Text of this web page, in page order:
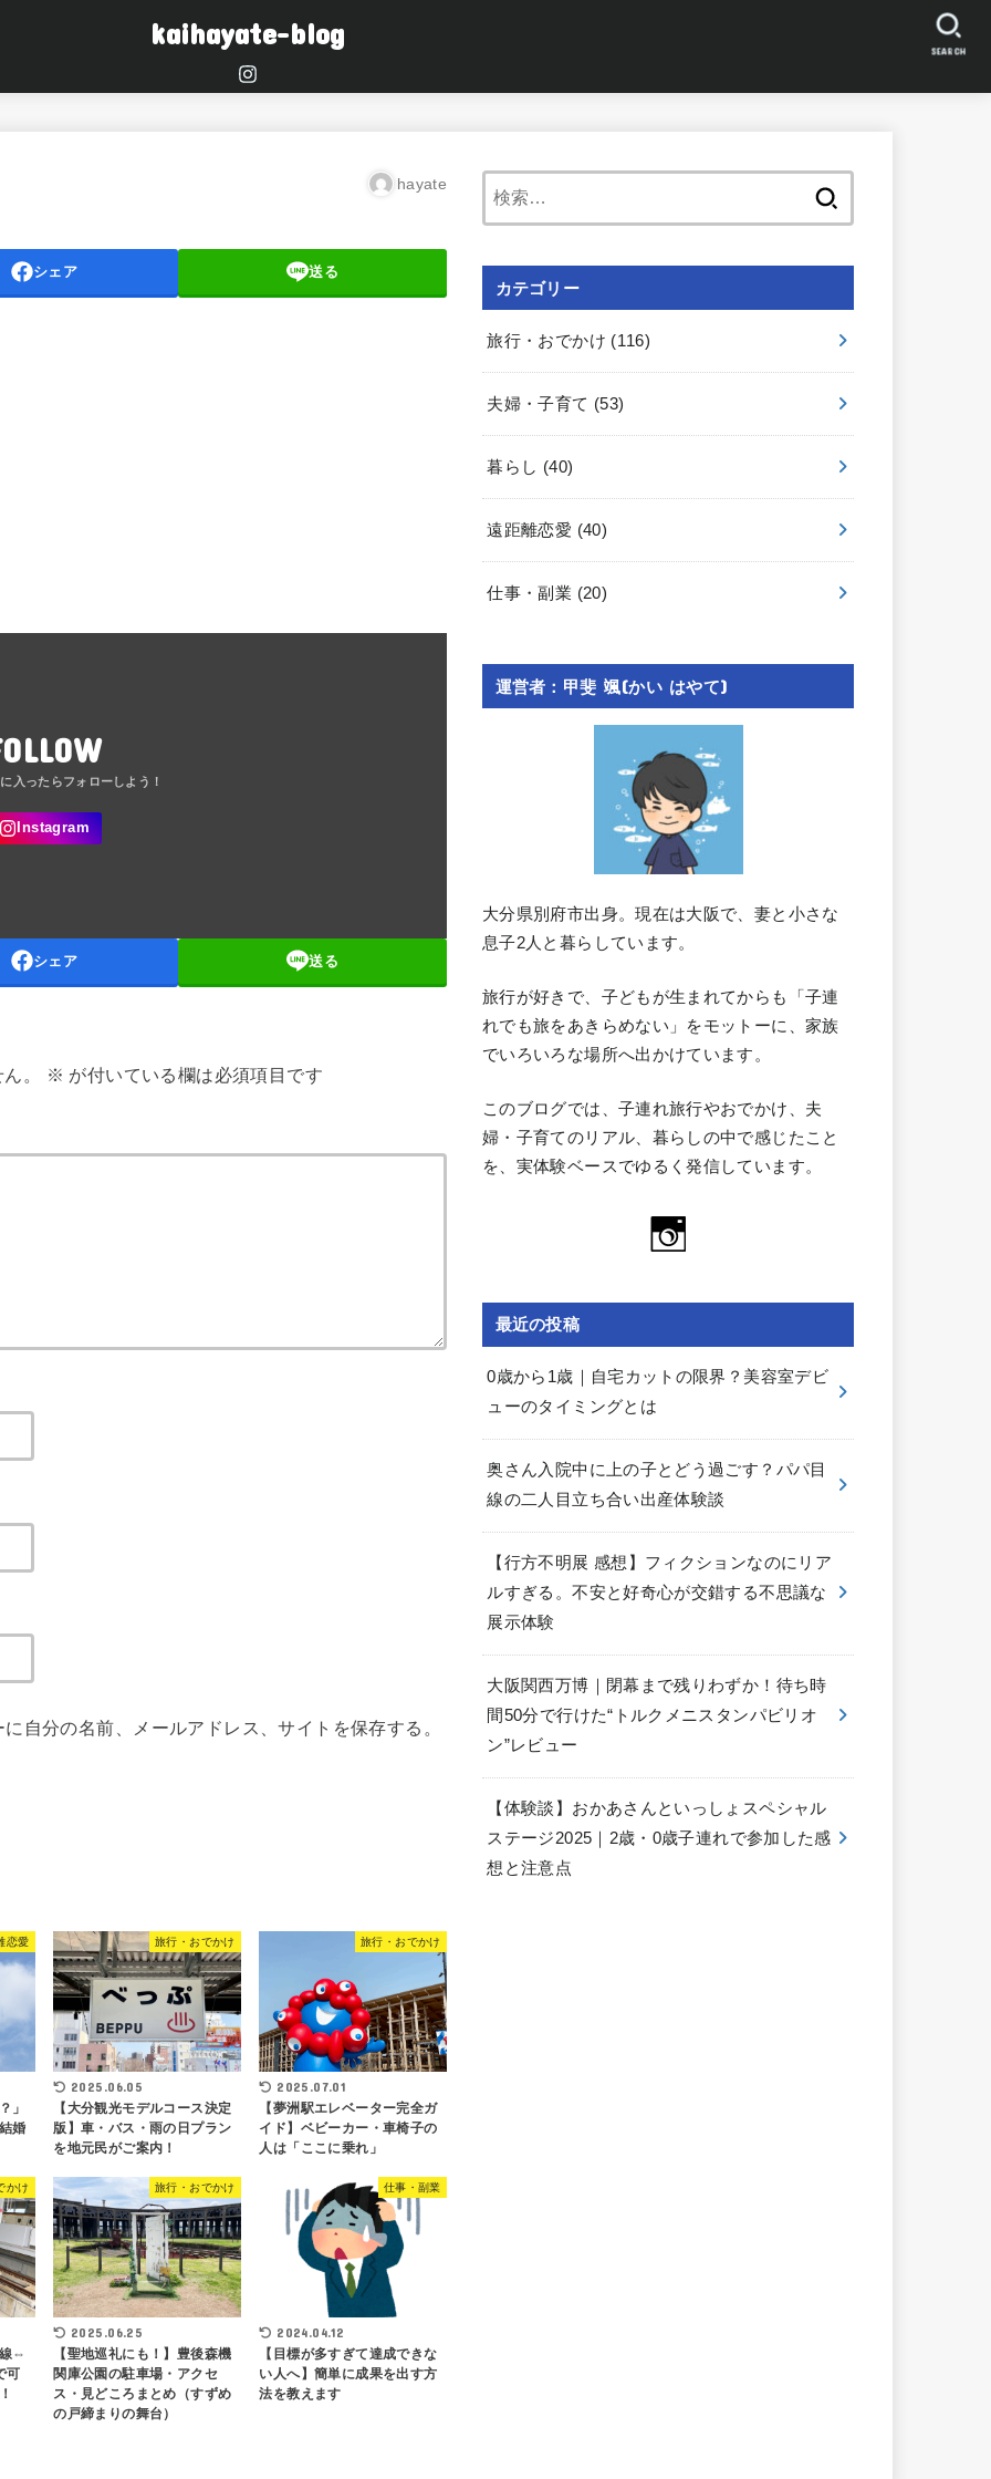
kaihayate-blog
SEARCH
hayate
シェア 送る
シェア 送る
。 ※ が付いている欄は必須項目です
自分の名前、メールアドレス、サイトを保存する。
恋愛
」
婚
旅行・おでかけ
2025.06.05
【大分観光モデルコース決定
版】車・バス・雨の日プラン
を地元民がご案内！
旅行・おでかけ
2025.07.01
【夢洲駅エレベーター完全ガ
イド】ベビーカー・車椅子の
人は「ここに乗れ」
かけ
⇔
可
旅行・おでかけ
2025.06.25
【聖地巡礼にも！】豊後森機
関庫公園の駐車場・アクセ
ス・見どころまとめ（すずめ
の戸締まりの舞台）
仕事・副業
2024.04.12
【目標が多すぎて達成できな
い人へ】簡単に成果を出す方
法を教えます
カテゴリー
旅行・おでかけ (116)
夫婦・子育て (53)
暮らし (40)
遠距離恋愛 (40)
仕事・副業 (20)
運営者：甲斐 颯(かい はやて)
大分県別府市出身。現在は大阪で、妻と小さな
息子2人と暮らしています。
旅行が好きで、子どもが生まれてからも「子連
れでも旅をあきらめない」をモットーに、家族
でいろいろな場所へ出かけています。
このブログでは、子連れ旅行やおでかけ、夫
婦・子育てのリアル、暮らしの中で感じたこと
を、実体験ベースでゆるく発信しています。
最近の投稿
0歳から1歳｜自宅カットの限界？美容室デビ
ューのタイミングとは
奥さん入院中に上の子とどう過ごす？パパ目
線の二人目立ち合い出産体験談
【行方不明展 感想】フィクションなのにリア
ルすぎる。不安と好奇心が交錯する不思議な
展示体験
大阪関西万博｜閉幕まで残りわずか！待ち時
間50分で行けた“トルクメニスタンパビリオ
ン”レビュー
【体験談】おかあさんといっしょスペシャル
ステージ2025｜2歳・0歳子連れで参加した感
想と注意点